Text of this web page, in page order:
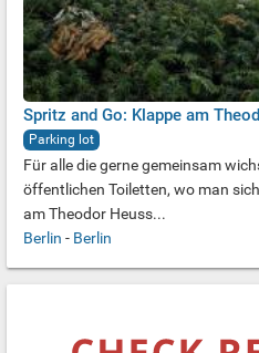
Spritz and Go: Klappe am
Parking lot
Für alle die gerne gemeinsam
öffentlichen Toiletten, wo man
am Theodor Heuss...
Berlin - Berlin